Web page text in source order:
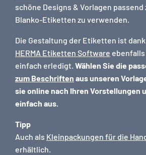
schöne Designs & Vorlagen passend
Blanko-Etiketten zu verwenden.
Die Gestaltung der Etiketten ist
HERMA Etiketten Software
einfach erledigt. Wählen Sie die
zum Beschriften aus unseren
sie online nach Ihren Vorstellungen
einfach aus.
Tipp
Auch als Kleinpackungen für die
erhältlich.